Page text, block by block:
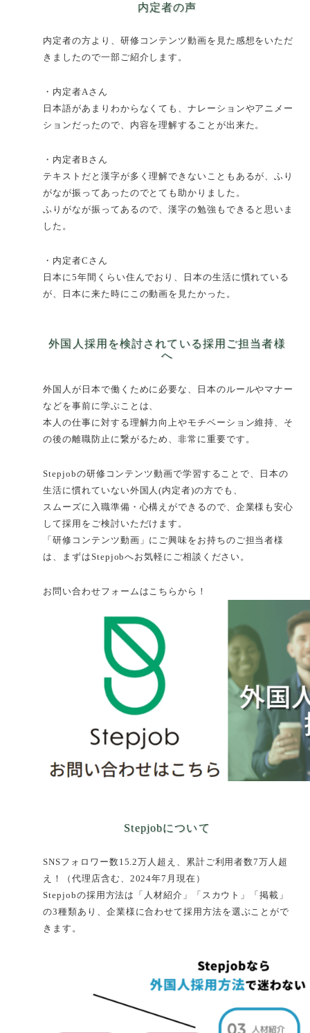
内定者の声
内定者の方より、研修コンテンツ動画を見た感想をいただ
きましたので一部ご紹介します。
・内定者Aさん
日本語があまりわからなくても、ナレーションやアニメー
ションだったので、内容を理解することが出来た。
・内定者Bさん
テキストだと漢字が多く理解できないこともあるが、ふり
がなが振ってあったのでとても助かりました。
ふりがなが振ってあるので、漢字の勉強もできると思いま
した。
・内定者Cさん
日本に5年間くらい住んでおり、日本の生活に慣れている
が、日本に来た時にこの動画を見たかった。
外国人採用を検討されている採用ご担当者様
へ
外国人が日本で働くために必要な、日本のルールやマナー
などを事前に学ぶことは、
本人の仕事に対する理解力向上やモチベーション維持、そ
の後の離職防止に繋がるため、非常に重要です。
Stepjobの研修コンテンツ動画で学習することで、日本の
生活に慣れていない外国人(内定者)の方でも、
スムーズに入職準備・心構えができるので、企業様も安心
して採用をご検討いただけます。​
「研修コンテンツ動画」にご興味をお持ちのご担当者様
は、まずはStepjobへお気軽にご相談ください。
お問い合わせフォームはこちらから！
Stepjobについて
SNSフォロワー数15.2万人超え、​累計ご利用者数7万人超
え！（代理店含む、2024年7月現在）
Stepjobの採用方法は「人材紹介」「スカウト」「掲載」
の3種類あり、企業様に合わせて採用方法を選ぶことがで
きます。